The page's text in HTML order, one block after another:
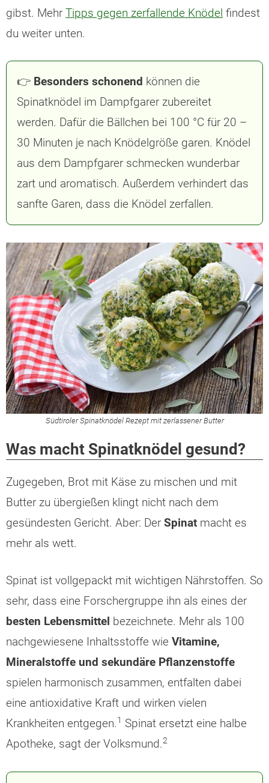
gibst. Mehr Tipps gegen zerfallende Knödel findest
du weiter unten.
👉 Besonders schonend können die
Spinatknödel im Dampfgarer zubereitet
werden. Dafür die Bällchen bei 100 °C für 20 –
30 Minuten je nach Knödelgröße garen. Knödel
aus dem Dampfgarer schmecken wunderbar
zart und aromatisch. Außerdem verhindert das
sanfte Garen, dass die Knödel zerfallen.
Südtiroler Spinatknödel Rezept mit zerlassener Butter
Was macht Spinatknödel gesund?
Zugegeben, Brot mit Käse zu mischen und mit
Butter zu übergießen klingt nicht nach dem
gesündesten Gericht. Aber: Der Spinat macht es
mehr als wett.
Spinat ist vollgepackt mit wichtigen Nährstoffen. So
sehr, dass eine Forschergruppe ihn als eines der
besten Lebensmittel bezeichnete. Mehr als 100
nachgewiesene Inhaltsstoffe wie Vitamine,
Mineralstoffe und sekundäre Pflanzenstoffe
spielen harmonisch zusammen, entfalten dabei
eine antioxidative Kraft und wirken vielen
Krankheiten entgegen.1 Spinat ersetzt eine halbe
Apotheke, sagt der Volksmund.2